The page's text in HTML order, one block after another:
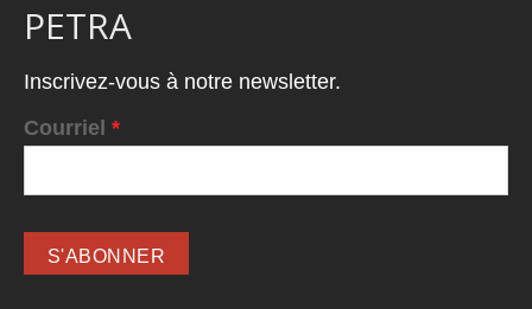
PETRA
Inscrivez-vous à notre newsletter.
Courriel *